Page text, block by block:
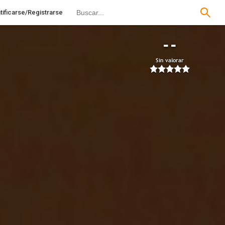
Registrarse
--
Sin valorar